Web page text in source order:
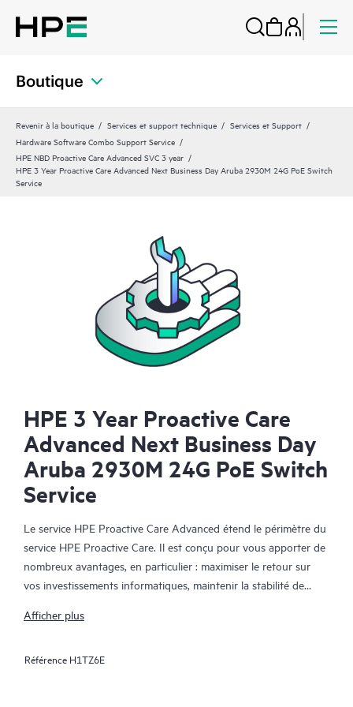
Boutique
Revenir à la boutique Services et support technique
Services et Support
Hardware Software Combo Support Service
HPE NBD Proactive Care Advanced SVC 3 year
HPE 3 Year Proactive Care Advanced Next Business Day Aruba 2930M 24G PoE Switch
Service
HPE 3 Year Proactive Care
Advanced Next Business Day
Aruba 2930M 24G PoE Switch
Service
Le service HPE Proactive Care Advanced étend le périmètre du
service HPE Proactive Care. Il est conçu pour vous apporter de
nombreux avantages, en particulier : maximiser le retour sur
vos investissements informatiques, maintenir la stabilité de
projets informatiques et commerciaux, réduire les coûts
informatique pour lui permettre de se consacrer aux tâches
Afficher plus
Référence H1TZ6E